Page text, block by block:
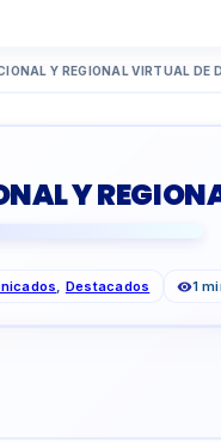
Y REGIONAL VIRTUAL DE
Y
, Destacados 1